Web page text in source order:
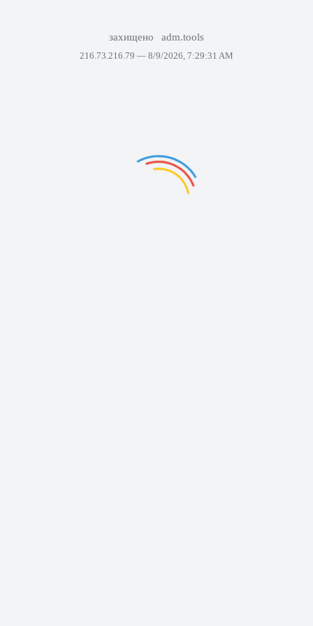
захищено adm.tools
216.73.216.79 — 8/9/2026, 7:29:31 AM